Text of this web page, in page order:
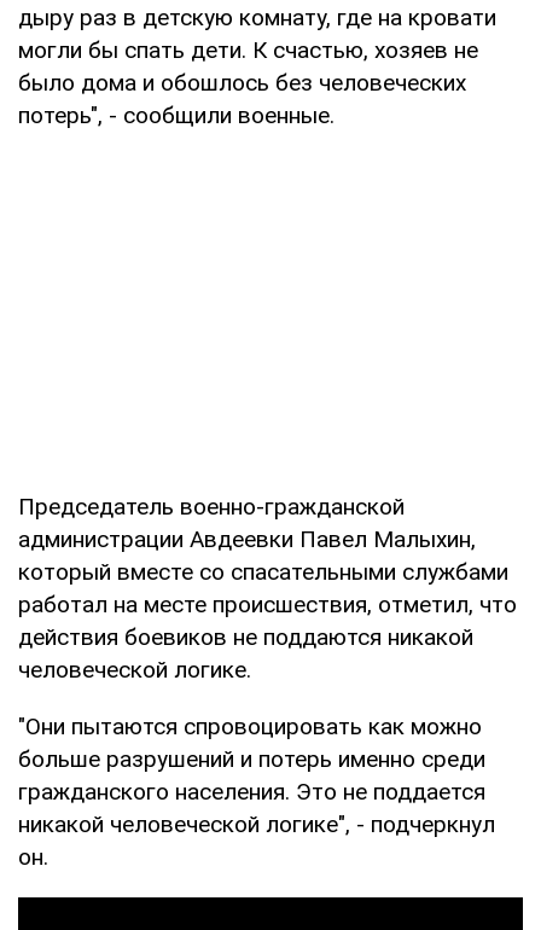
дыру раз в детскую комнату, где на кровати
могли бы спать дети. К счастью, хозяев не
было дома и обошлось без человеческих
потерь", - сообщили военные.
Председатель военно-гражданской
администрации Авдеевки Павел Малыхин,
который вместе со спасательными службами
работал на месте происшествия, отметил, что
действия боевиков не поддаются никакой
человеческой логике.
"Они пытаются спровоцировать как можно
больше разрушений и потерь именно среди
гражданского населения. Это не поддается
никакой человеческой логике", - подчеркнул
он.